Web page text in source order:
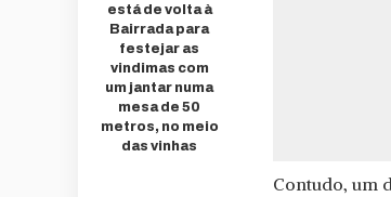
está de volta à
Bairrada para
festejar as
vindimas com
um jantar numa
mesa de 50
metros, no meio
das vinhas
Contudo, um